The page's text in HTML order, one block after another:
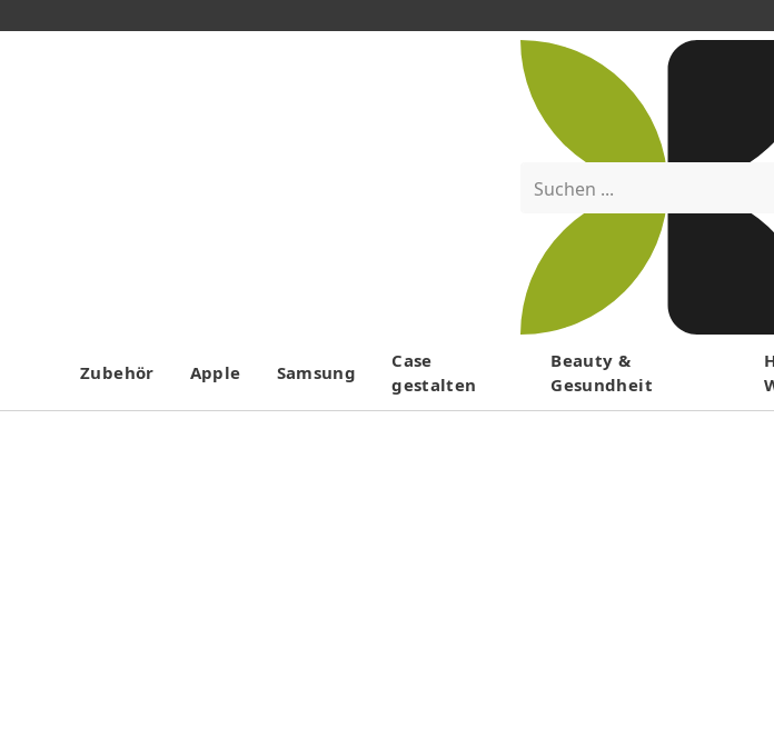
Menü
Suchen ...
Zubehör Apple Samsung
Case
gestalten
Beauty &
Gesundheit